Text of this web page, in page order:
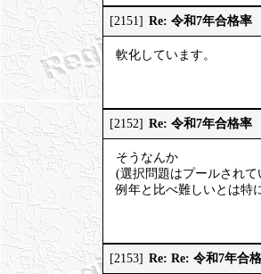
[2151] Re: 令和7年合格率
軟化しています。
[2152] Re: 令和7年合格率
そうなんか
(選択問題はプールされ
例年と比べ難しいとは特
[2153] Re: Re: 令和7年合